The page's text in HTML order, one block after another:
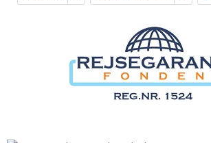
Følg os på